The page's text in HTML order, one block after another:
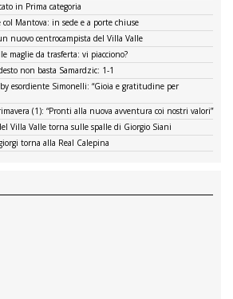
in Prima categoria
col Mantova: in sede e a porte chiuse
nuovo centrocampista del Villa Valle
maglie da trasferta: vi piacciono?
non basta Samardzic: 1-1
esordiente Simonelli: “Gioia e gratitudine per
(1): “Pronti alla nuova avventura coi nostri valori”
Villa Valle torna sulle spalle di Giorgio Siani
torna alla Real Calepina